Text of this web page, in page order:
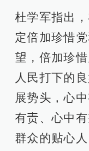
杜学军指出
定倍加珍惜
望，倍加珍
人民打下的
展势头，心
有责、心中
群众的贴心